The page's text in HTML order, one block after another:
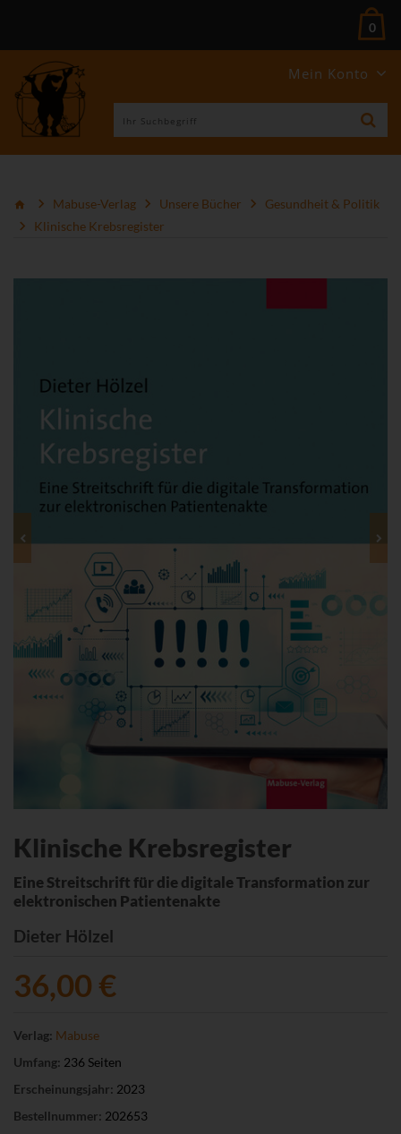
Mein Konto
0
Mabuse-Verlag Unsere Bücher
Gesundheit & Politik
Klinische Krebsregister
Klinische Krebsregister
Eine Streitschrift für die digitale Transformation zur
elektronischen Patientenakte
Dieter Hölzel
36,00 €
Verlag: Mabuse
Umfang: 236 Seiten
Erscheinungsjahr: 2023
Bestellnummer: 202653